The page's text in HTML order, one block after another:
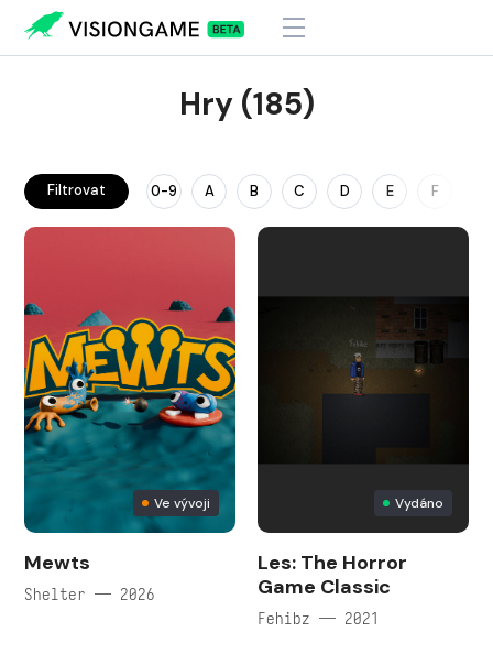
Hry (185)
Filtrovat 0-9 A B C D E F
Ve vývoji
Mewts
Shelter — 2026
Vydáno
Les: The Horror
Game Classic
Fehibz — 2021